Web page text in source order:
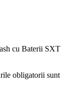
cu Baterii SXT
obligatorii sunt